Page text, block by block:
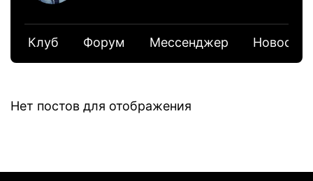
Клуб Форум Мессенджер Новости
Нет постов для отображения